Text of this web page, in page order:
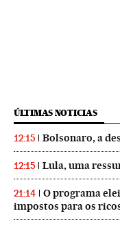
ÚLTIMAS NOTICIAS
12:15 Bolsonaro, a
12:15 Lula, uma
21:14
O programa
impostos para os